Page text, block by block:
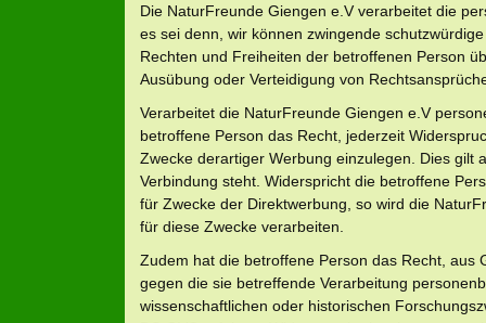
Die NaturFreunde Giengen e.V verarbeitet die
es sei denn, wir können zwingende
Rechten und Freiheiten der betroffenen Person
Ausübung oder Verteidigung von
Verarbeitet die NaturFreunde Giengen e.V
betroffene Person das Recht, jederzeit
Zwecke derartiger Werbung einzulegen. Dies gilt
Verbindung steht. Widerspricht die betroffene
für Zwecke der Direktwerbung, so wird die
für diese Zwecke verarbeiten.
Zudem hat die betroffene Person das Recht, aus
gegen die sie betreffende Verarbeitung
wissenschaftlichen oder historischen